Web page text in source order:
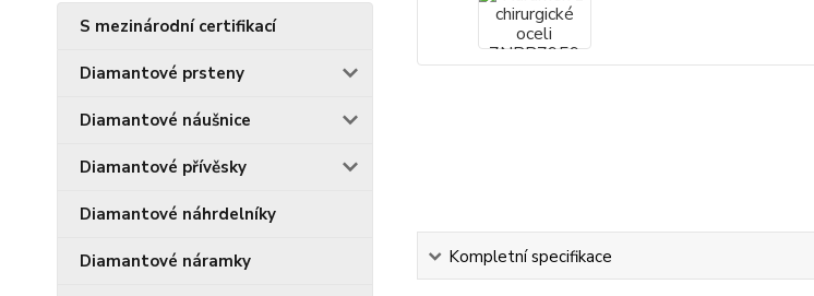
S mezinárodní certifikací
Diamantové prsteny
Diamantové náušnice
Diamantové přívěsky
Diamantové náhrdelníky
Diamantové náramky Kompletní specifikace